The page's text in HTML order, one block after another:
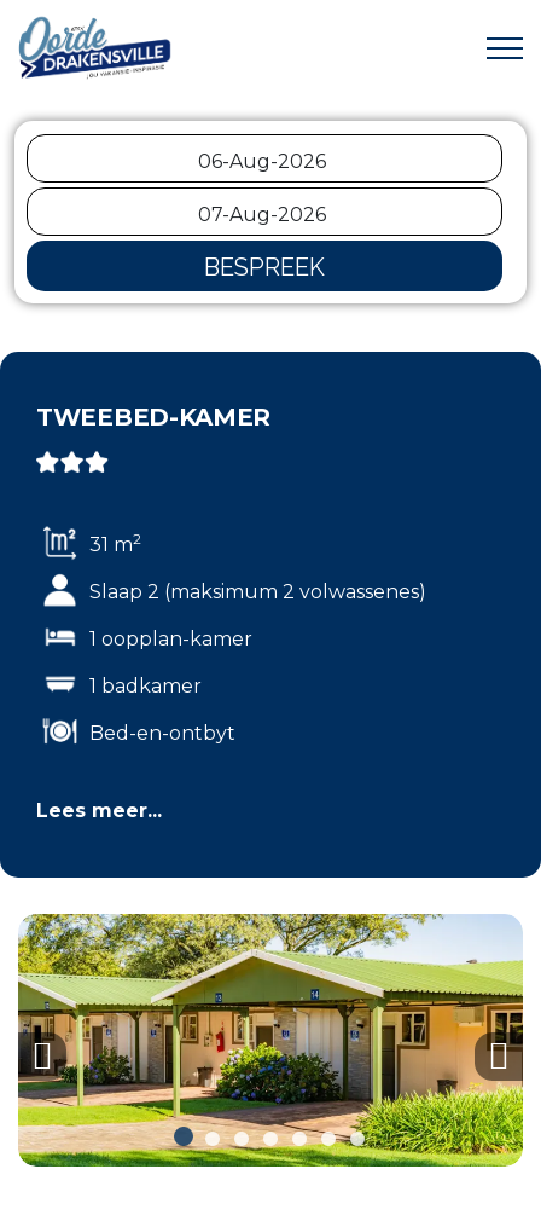
BESPREEK
TWEEBED-KAMER
31 m2
Slaap 2 (maksimum 2 volwassenes)
1 oopplan-kamer
1 badkamer
Bed-en-ontbyt
Lees meer...
Previous